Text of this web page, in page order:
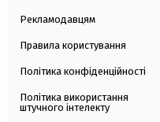
Рекламодавцям
Правила користування
Політика конфіденційності
Політика використання
штучного інтелекту